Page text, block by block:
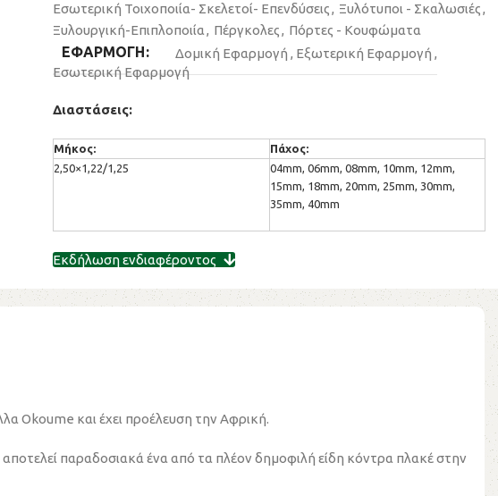
Εσωτερική Τοιχοποιία- Σκελετοί- Επενδύσεις, Ξυλότυποι - Σκαλωσιές,
Ξυλουργική-Επιπλοποιία, Πέργκολες, Πόρτες - Κουφώματα
ΕΦΑΡΜΟΓΗ Δομική Εφαρμογή , Εξωτερική Εφαρμογή ,
Εσωτερική Εφαρμογή
Διαστάσεις:
Μήκος:
2,50×1,22/1,25
Πάχος:
04mm, 06mm, 08mm, 10mm, 12mm,
15mm, 18mm, 20mm, 25mm, 30mm,
35mm, 40mm
Εκδήλωση ενδιαφέροντος
Okoume και έχει προέλευση την Αφρική.
παραδοσιακά ένα από τα πλέον δημοφιλή είδη κόντρα πλακέ στην